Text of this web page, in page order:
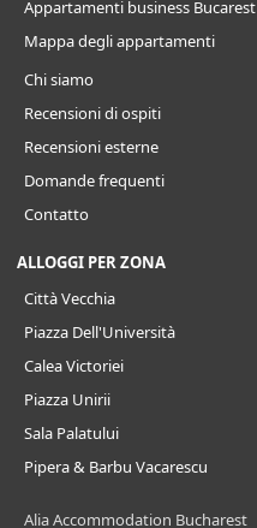
Appartamenti business Bucarest
Mappa degli appartamenti
Chi siamo
Recensioni di ospiti
Recensioni esterne
Domande frequenti
Contatto
ALLOGGI PER ZONA
Città Vecchia
Piazza Dell'Università
Calea Victoriei
Piazza Unirii
Sala Palatului
Pipera & Barbu Vacarescu
Alia Accommodation Bucharest